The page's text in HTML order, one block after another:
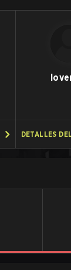
DETALLES